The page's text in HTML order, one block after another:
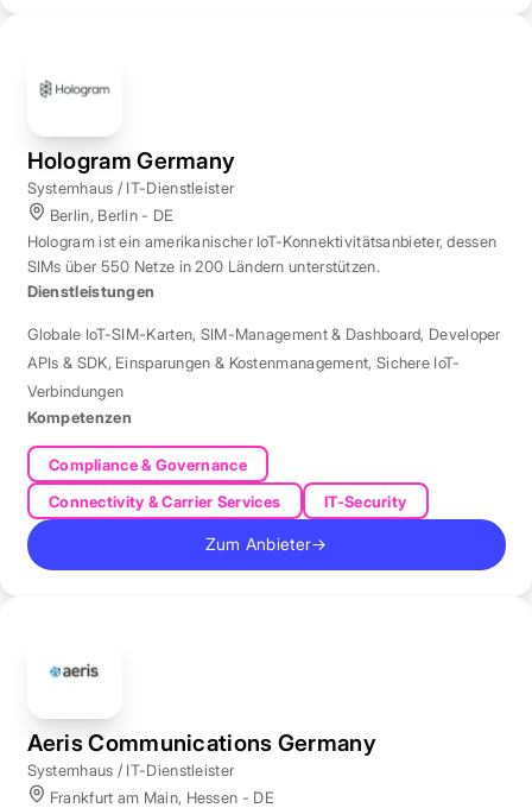
Hologram Germany
Systemhaus / IT-Dienstleister
Berlin, Berlin - DE
Hologram ist ein amerikanischer IoT-Konnektivitätsanbieter, dessen
SIMs über 550 Netze in 200 Ländern unterstützen.
Dienstleistungen
Globale IoT-SIM-Karten, SIM-Management & Dashboard, Developer
APIs & SDK, Einsparungen & Kostenmanagement, Sichere IoT-
Verbindungen
Kompetenzen
Compliance & Governance
Connectivity & Carrier Services
IT-Security
Zum Anbieter→
Aeris Communications Germany
Systemhaus / IT-Dienstleister
Frankfurt am Main, Hessen - DE